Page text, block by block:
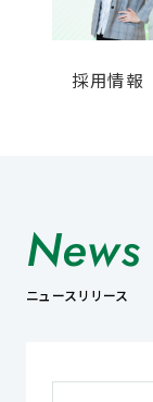
採用情報
ニュースリリース